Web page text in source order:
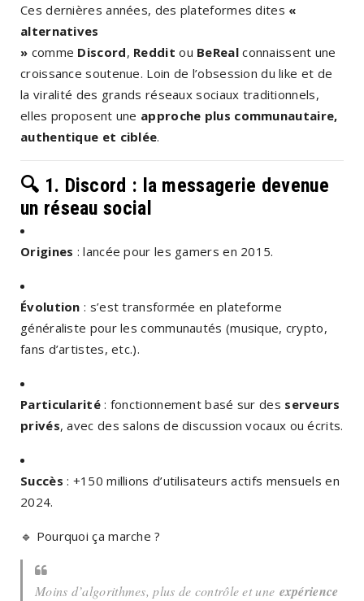
Ces dernières années, des plateformes dites «
alternatives
» comme Discord, Reddit ou BeRealconnaissent une
croissance soutenue. Loin de l’obsession du like et de
la viralité des grands réseaux sociaux traditionnels,
elles proposent une approche plus communautaire,
authentique et ciblée.
🔍 1. Discord : la messagerie devenue
un réseau social
Origines : lancée pour les gamers en 2015.
Évolution : s’est transformée en plateforme
généraliste pour les communautés (musique, crypto,
fans d’artistes, etc.).
Particularité: fonctionnement basé sur des serveurs
privés, avec des salons de discussion vocaux ou écrits.
Succès : +150 millions d’utilisateurs actifs mensuels en
2024.
🔹 Pourquoi ça marche ?
Moins d’algorithmes, plus de contrôle et une expérience